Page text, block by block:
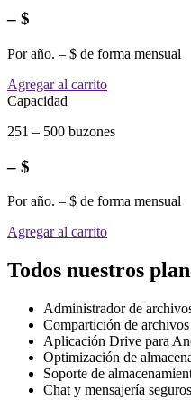
– $
Por año. – $ de forma mensual
Agregar al carrito
Capacidad
251 – 500 buzones
– $
Por año. – $ de forma mensual
Agregar al carrito
Todos nuestros
Administrador de
Compartición de archivos
Aplicación Drive para
Optimización de
Soporte de
Chat y mensajería seguros